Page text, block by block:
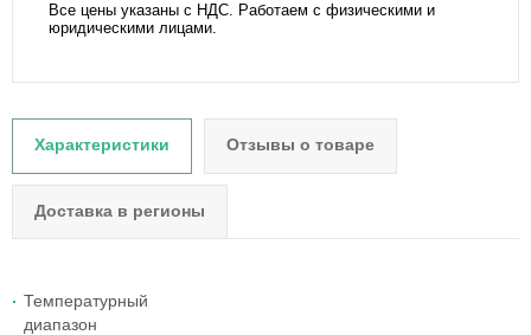
Все цены указаны с НДС. Работаем с физическими и
юридическими лицами.
Характеристики Отзывы о товаре
Доставка в регионы
Температурный
диапазон